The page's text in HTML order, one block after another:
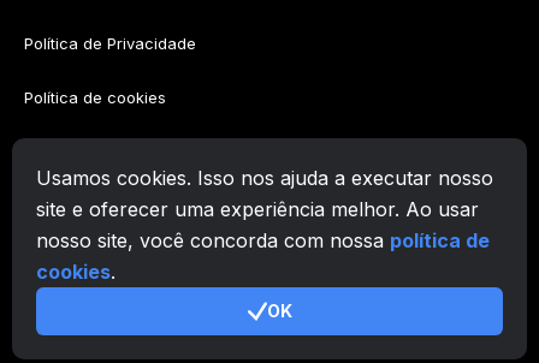
Usamos cookies. Isso nos ajuda a executar nosso
site e oferecer uma experiência melhor. Ao usar
nosso site, você concorda com nossa política de
cookies.
OK
Política de Privacidade
Política de cookies
Termos de Utilização
© 2026. Zafiro Innovation Systems LLC. All rights reserved.